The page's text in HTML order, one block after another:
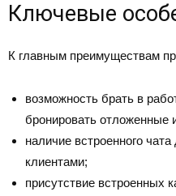
Ключевые
К главным преимуществам
возможность брать в
бронировать отложенные
наличие встроенного
клиентами;
присутствие встроенных